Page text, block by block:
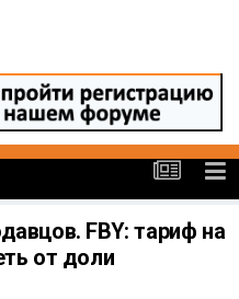
FBY: тариф на
от доли